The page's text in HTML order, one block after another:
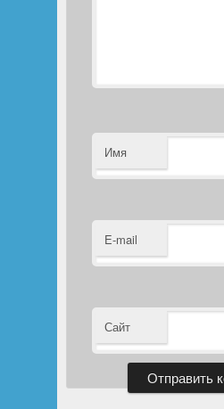
Имя
E-mail
Сайт